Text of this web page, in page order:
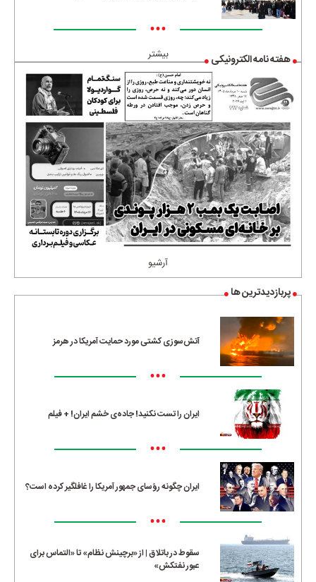
•••
بیشتر هفته نامه الکترونیکی
آرشیو
پربازدیدترین ها
آتش‌سوزی کشتی مورد حمایت آمریکا در هرمز
•••
ایران را تست نکنید! جاده‌ی خشم ایران! + فیلم
•••
ایران چگونه رؤسای جمهور آمریکا را غافلگیر کرده است؟
•••
سقوط در باتلاق | از «برچینش نظام» تا «التماس برای
عبور نفتکش»